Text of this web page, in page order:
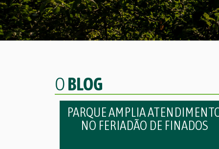
OBLOG
PARQUE AMPLIA
NO FERIADÃO DE FINADOS